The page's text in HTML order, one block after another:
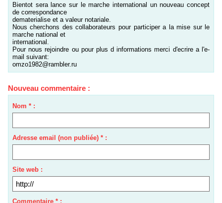
Bientot sera lance sur le marche international un nouveau concept
de correspondance
dematerialise et a valeur notariale.
Nous cherchons des collaborateurs pour participer a la mise sur le
marche national et
international.
Pour nous rejoindre ou pour plus d informations merci d'ecrire a l'e-
mail suivant:
omzo1982@rambler.ru
Nouveau commentaire :
Nom * :
Adresse email (non publiée) * :
Site web :
Commentaire * :